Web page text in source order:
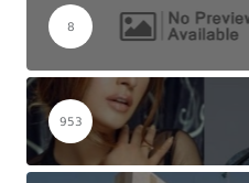
8
953